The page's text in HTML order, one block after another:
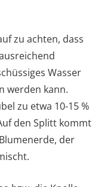
zu achten, dass
Wasser
werden kann.
zu etwa 10-15 %
den Splitt kommt
der